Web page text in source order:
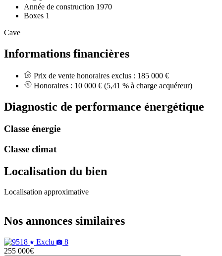
Année de construction 1970
Boxes 1
Cave
Informations financières
Prix de vente honoraires exclus : 185 000 €
Honoraires : 10 000 € (5,41 % à charge acquéreur)
Diagnostic de performance énergétique
Classe énergie
Classe climat
Localisation du bien
Localisation approximative
−
Nos annonces similaires
Exclu
8
255 000€